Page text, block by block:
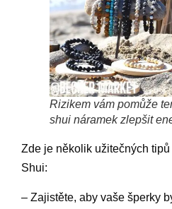
Rizikem vám pomůže
shui náramek zlepšit
Zde je několik užitečných
Shui:
– Zajistěte, aby vaše šperky